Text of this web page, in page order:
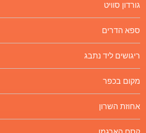
גורדון סוויט
ספא הדרים
ריגושים ליד נתבג
מקום בכפר
אחוזת השרון